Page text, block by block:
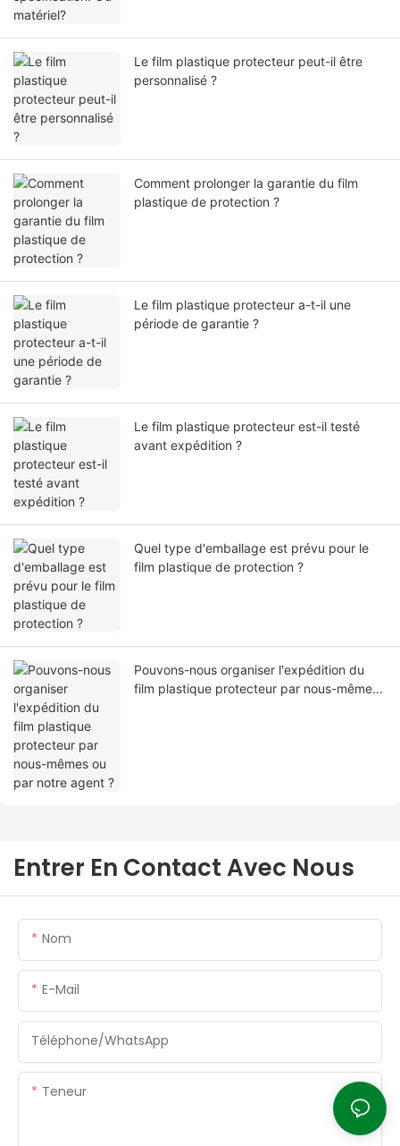
Le film plastique protecteur peut-il être
personnalisé ?
Comment prolonger la garantie du film
plastique de protection ?
Le film plastique protecteur a-t-il une
période de garantie ?
Le film plastique protecteur est-il testé
avant expédition ?
Quel type d'emballage est prévu pour le
film plastique de protection ?
Pouvons-nous organiser l'expédition du
film plastique protecteur par nous-mêmes
Entrer En Contact Avec Nous
Nom
E-Mail
Téléphone/WhatsApp
Teneur